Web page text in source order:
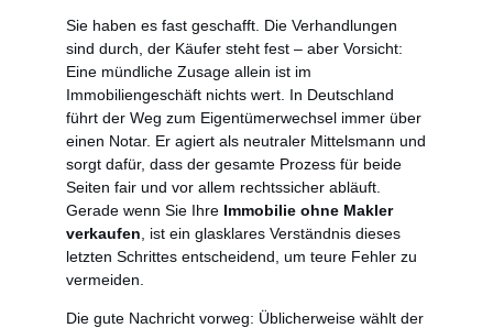
Sie haben es fast geschafft. Die Verhandlungen
sind durch, der Käufer steht fest – aber Vorsicht:
Eine mündliche Zusage allein ist im
Immobiliengeschäft nichts wert. In Deutschland
führt der Weg zum Eigentümerwechsel immer über
einen Notar. Er agiert als neutraler Mittelsmann und
sorgt dafür, dass der gesamte Prozess für beide
Seiten fair und vor allem rechtssicher abläuft.
Gerade wenn Sie Ihre Immobilie ohne Makler
verkaufen , ist ein glasklares Verständnis dieses
letzten Schrittes entscheidend, um teure Fehler zu
vermeiden.
Die gute Nachricht vorweg: Üblicherweise wählt der